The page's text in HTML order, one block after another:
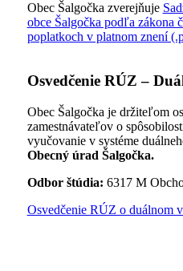
Obec Šalgočka zverejňuje
obce Šalgočka podľa zákona
poplatkoch v platnom znení
Osvedčenie RÚZ –
Obec Šalgočka je držiteľom
zamestnávateľov o
vyučovanie v systéme
Obecný úrad Šalgočka.
Odbor štúdia: 6317 M
Osvedčenie RÚZ o duálnom